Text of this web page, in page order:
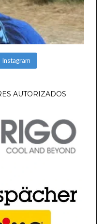
Instagram
AUTORIZADOS